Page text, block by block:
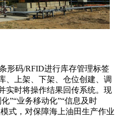
形码/RFID进行库存管理标签
、上架、下架、仓位创建、调
实时将操作结果回传系统。现
”“业务移动化”“信息及时
式，对保障海上油田生产作业